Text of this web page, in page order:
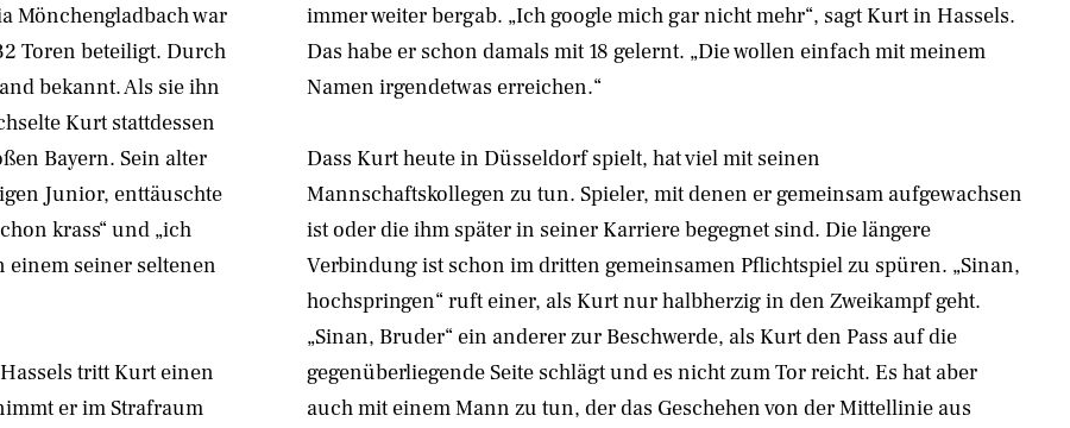
Mönchengladbach war
Toren beteiligt. Durch
bekannt. Als sie ihn
Kurt stattdessen
Bayern. Sein alter
Junior, enttäuschte
krass“ und „ich
einem seiner seltenen
tritt Kurt einen
er im Strafraum
immer weiter bergab. „Ich google mich gar nicht mehr“, sagt Kurt in Hassels.
Das habe er schon damals mit 18 gelernt. „Die wollen einfach mit meinem
Namen irgendetwas erreichen.“
Dass Kurt heute in Düsseldorf spielt, hat viel mit seinen
Mannschaftskollegen zu tun. Spieler, mit denen er gemeinsam aufgewachsen
ist oder die ihm später in seiner Karriere begegnet sind. Die längere
Verbindung ist schon im dritten gemeinsamen Pflichtspiel zu spüren. „Sinan,
hochspringen“ ruft einer, als Kurt nur halbherzig in den Zweikampf geht.
„Sinan, Bruder“ ein anderer zur Beschwerde, als Kurt den Pass auf die
gegenüberliegende Seite schlägt und es nicht zum Tor reicht. Es hat aber
auch mit einem Mann zu tun, der das Geschehen von der Mittellinie aus